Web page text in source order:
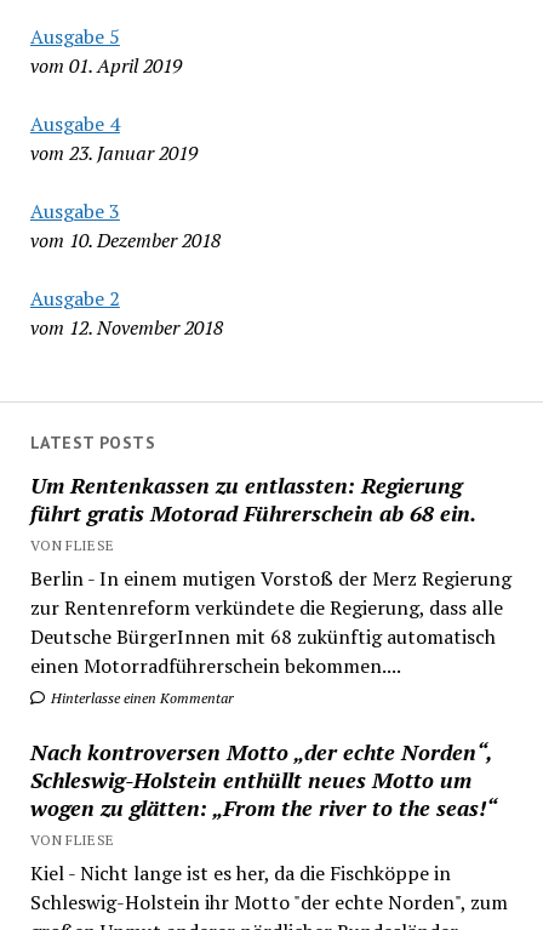
Ausgabe 5
vom 01. April 2019
Ausgabe 4
vom 23. Januar 2019
Ausgabe 3
vom 10. Dezember 2018
Ausgabe 2
vom 12. November 2018
LATEST POSTS
Um Rentenkassen zu entlassten: Regierung
führt gratis Motorad Führerschein ab 68 ein.
VON FLIESE
Berlin - In einem mutigen Vorstoß der Merz Regierung
zur Rentenreform verkündete die Regierung, dass alle
Deutsche BürgerInnen mit 68 zukünftig automatisch
einen Motorradführerschein bekommen....
Hinterlasse einen Kommentar
Nach kontroversen Motto „der echte Norden“,
Schleswig-Holstein enthüllt neues Motto um
wogen zu glätten: „From the river to the seas!“
VON FLIESE
Kiel - Nicht lange ist es her, da die Fischköppe in
Schleswig-Holstein ihr Motto "der echte Norden", zum